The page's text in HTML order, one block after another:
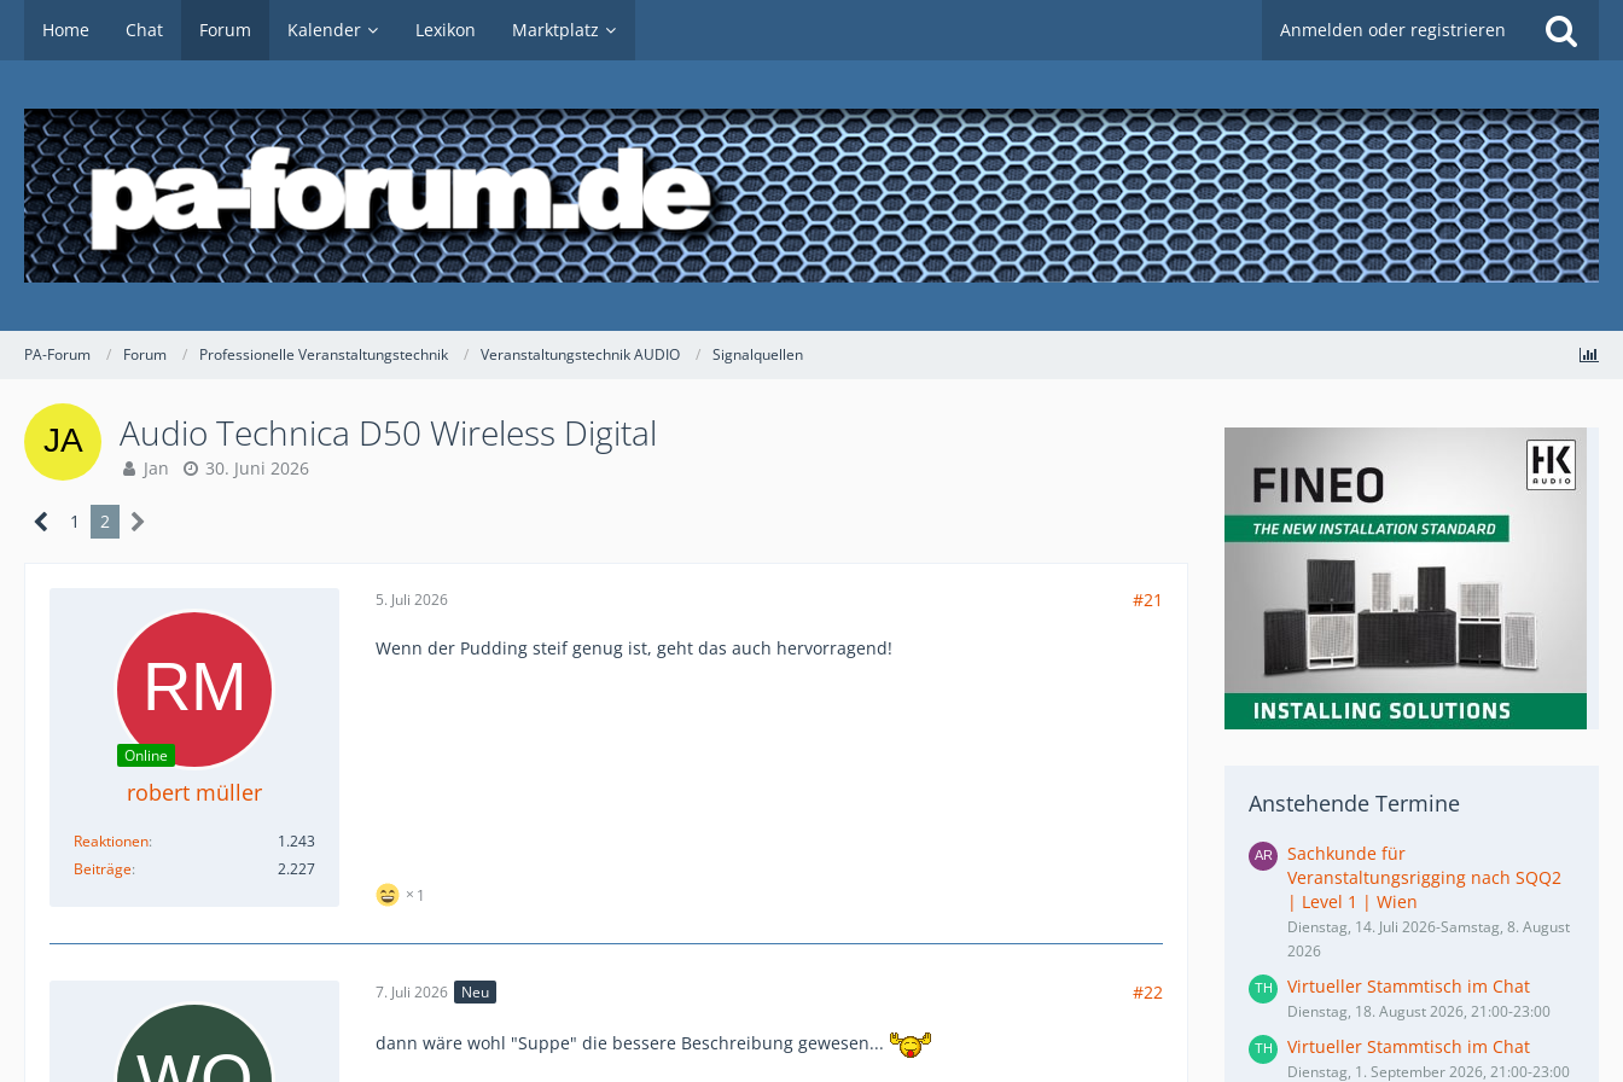
Home Chat Forum Kalender Lexikon Marktplatz Anmelden oder registrieren
PA-Forum Forum Professionelle Veranstaltungstechnik Veranstaltungstechnik AUDIO Signalquellen
Audio Technica D50 Wireless Digital
Jan 30. Juni 2026
1 2
Online
robert müller
Reaktionen
1.243
Beiträge
2.227
5. Juli 2026 #21
Wenn der Pudding steif genug ist, geht das auch hervorragend!
1
7. Juli 2026 Neu #22
dann wäre wohl "Suppe" die bessere Beschreibung gewesen...
Anstehende Termine
Sachkunde für
Veranstaltungsrigging nach SQQ2
| Level 1 | Wien
Dienstag, 14. Juli 2026-Samstag, 8. August
2026
Virtueller Stammtisch im Chat
Dienstag, 18. August 2026, 21:00-23:00
Virtueller Stammtisch im Chat
Dienstag, 1. September 2026, 21:00-23:00